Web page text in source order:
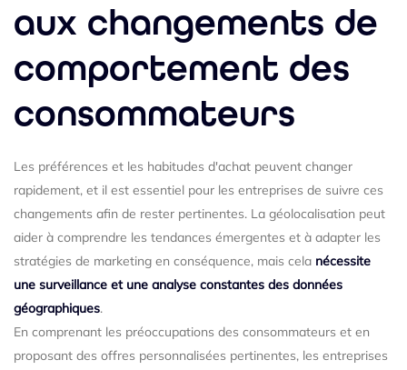
aux changements de
comportement des
consommateurs
Les préférences et les habitudes d'achat peuvent changer
rapidement, et il est essentiel pour les entreprises de suivre ces
changements afin de rester pertinentes. La géolocalisation peut
aider à comprendre les tendances émergentes et à adapter les
stratégies de marketing en conséquence, mais cela nécessite
une surveillance et une analyse constantes des données
géographiques.
En comprenant les préoccupations des consommateurs et en
proposant des offres personnalisées pertinentes, les entreprises